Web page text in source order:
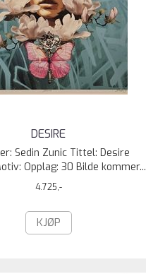
DESIRE
Sedin Zunic Tittel: Desire
Opplag: 30 Bilde kommer...
4.725,-
KJØP